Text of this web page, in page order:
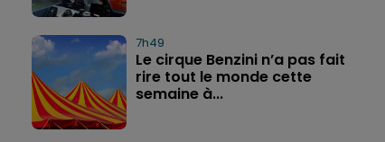
7h49
Le cirque Benzini n’a pas fait
rire tout le monde cette
semaine à...